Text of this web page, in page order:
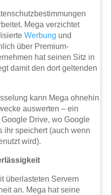
Mega verzichtet
Werbung und
über Premium-
hat seinen Sitz in
damit den dort geltenden
kann Mega ohnehin
auswerten – ein
Drive, wo Google
ihr speichert (auch wenn
wird).
überlasteten Servern
an. Mega hat seine